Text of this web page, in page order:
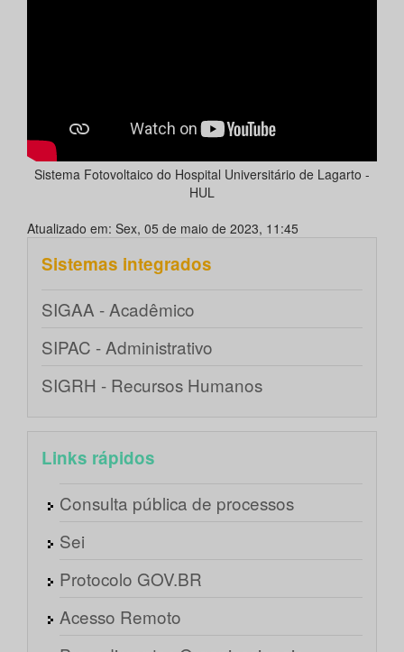
Sistema Fotovoltaico do Hospital Universitário de Lagarto -
HUL
Atualizado em: Sex, 05 de maio de 2023, 11:45
Sistemas integrados
SIGAA - Acadêmico
SIPAC - Administrativo
SIGRH - Recursos Humanos
Links rápidos
Consulta pública de processos
Sei
Protocolo GOV.BR
Acesso Remoto